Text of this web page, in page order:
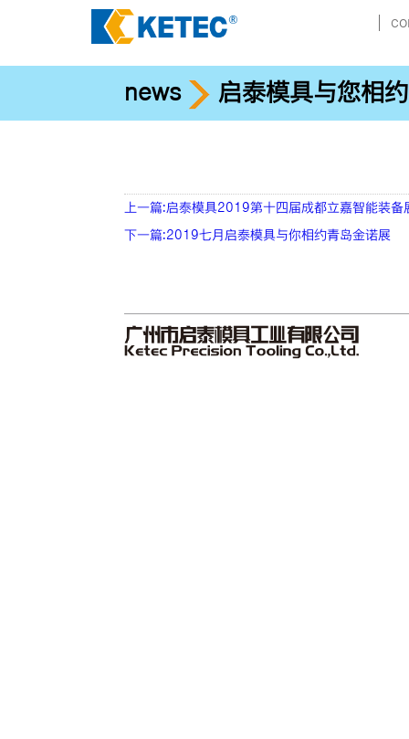
news 启泰模具与您相
上一篇:启泰模具2019第十四届成都立嘉智能装备
下一篇:2019七月启泰模具与你相约青岛金诺展